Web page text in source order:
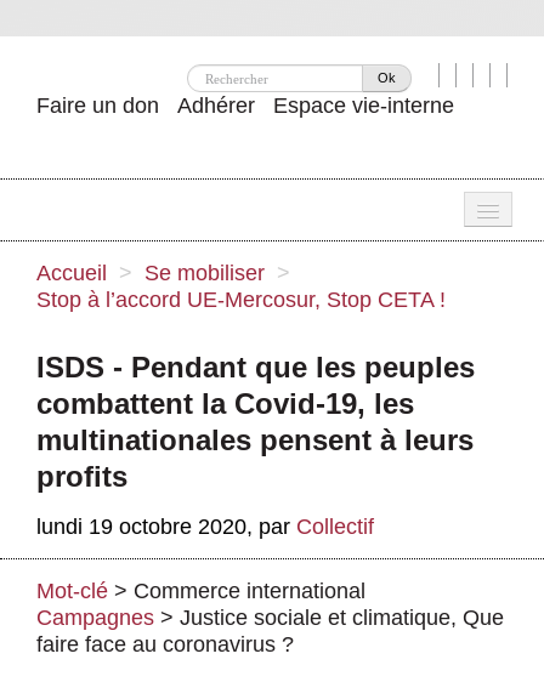
Ok
Faire un don Adhérer Espace vie-interne
Attac ?
Nos idées
Se mobiliser
Publications
Actus et médias
Boutique
Accueil > Se mobiliser >
Stop à l’accord UE-Mercosur, Stop CETA !
ISDS - Pendant que les peuples
combattent la Covid-19, les
multinationales pensent à leurs
profits
lundi 19 octobre 2020, par Collectif
Mot-clé > Commerce international
Campagnes > Justice sociale et climatique, Que
faire face au coronavirus ?